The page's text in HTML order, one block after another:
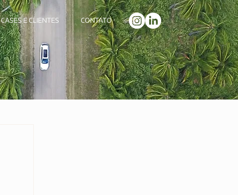
CASES E CLIENTES CONTATO